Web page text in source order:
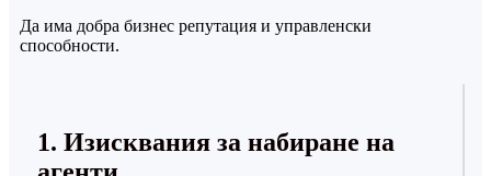
Да има добра бизнес репутация и управленски
способности.
1. Изисквания за набиране на